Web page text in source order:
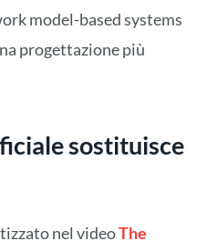
model-based systems
progettazione più
sostituisce
nel videoThe